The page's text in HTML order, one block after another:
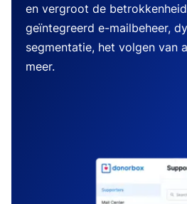
en vergroot de
geïntegreerd e-mailbeheer,
segmentatie, het volgen van
meer.